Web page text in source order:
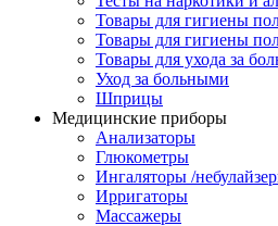
Товары для гигиены
Товары для гигиены
Товары для ухода за
Уход за больными
Шприцы
Медицинские приборы
Анализаторы
Глюкометры
Ингаляторы /
Ирригаторы
Массажеры